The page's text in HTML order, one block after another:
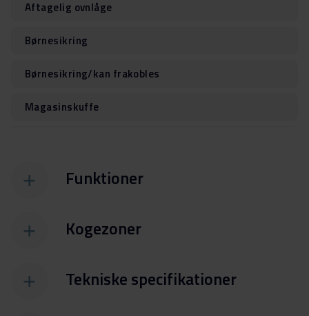
Aftagelig ovnlåge
Børnesikring
Børnesikring/kan frakobles
Magasinskuffe
Funktioner
Kogezoner
Tekniske specifikationer